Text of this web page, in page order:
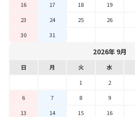
16
17 18 19
23
24 25 26
30
31
2026年 9月
日 月 火 水
1
2
6
7 8 9
13
14 15 16